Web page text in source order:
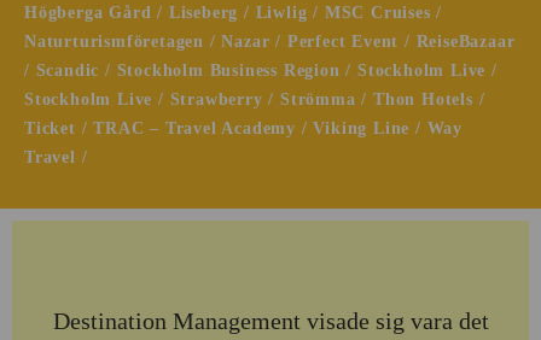
Högberga Gård / Liseberg / Liwlig / MSC Cruises /
Naturturismföretagen / Nazar / Perfect Event / ReiseBazaar
/ Scandic / Stockholm Business Region / Stockholm Live /
Stockholm Live / Strawberry / Strömma / Thon Hotels /
Ticket / TRAC – Travel Academy / Viking Line / Way
Travel /
Destination Management visade sig vara det